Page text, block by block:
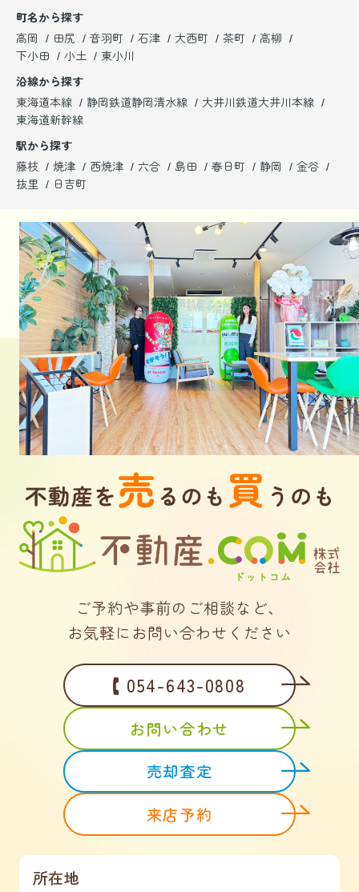
町名から探す
高岡
田尻 音羽町 石津 大西町 茶町
高柳
下小田
小土
東小川
沿線から探す
東海道本線
静岡鉄道静岡清水線
大井川鉄道大井川本線
東海道新幹線
駅から探す
藤枝
焼津 西焼津 六合 島田 春日町 静岡
金谷
抜里
日吉町
ご予約や事前のご相談など、
お気軽にお問い合わせください
054-643-0808
お問い合わせ
売却査定
来店予約
所在地